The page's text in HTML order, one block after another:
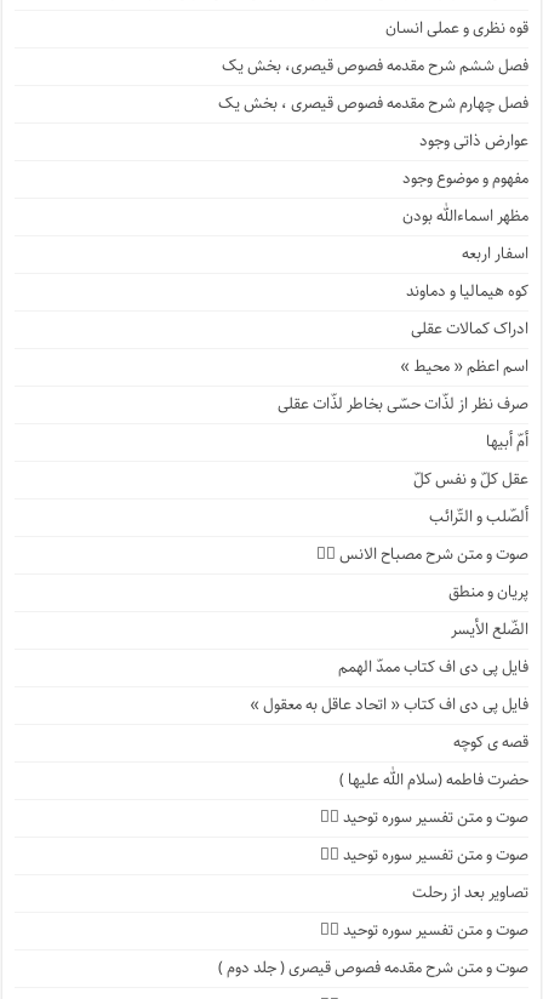
قوه نظری و عملی انسان
فصل ششم شرح مقدمه فصوص قیصری، بخش یک
فصل چهارم شرح مقدمه فصوص قیصری ، بخش یک
عوارض ذاتی وجود
مفهوم و موضوع وجود
مظهر اسماءالله بودن
اسفار اربعه
کوه هیمالیا و دماوند
ادراک کمالات عقلی
اسم اعظم « محیط »
صرف نظر از لذّات حسّی بخاطر لذّات عقلی
أمّ أبیها
عقل کلّ و نفس کلّ
ألصّلب و التّرائب
صوت و متن شرح مصباح الانس ۹️⃣
پریان و منطق
الضّلع الأیسر
فایل پی دی اف کتاب ممدّ الهمم
فایل پی دی اف کتاب « اتحاد عاقل به معقول »
قصه ی کوچه
حضرت فاطمه (سلام الله علیها )
صوت و متن تفسیر سوره توحید ۴️⃣
صوت و متن تفسیر سوره توحید ۳️⃣
تصاویر بعد از رحلت
صوت و متن تفسیر سوره توحید ۲️⃣
صوت و متن شرح مقدمه فصوص قیصری ( جلد دوم )